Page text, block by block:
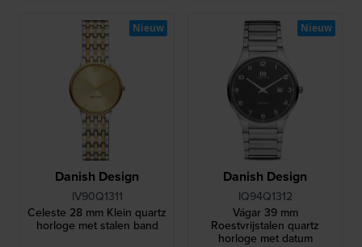
Danish Design
IV90Q1311
Celeste 28 mm Klein quartz
horloge met stalen band
Nieuw
Danish Design
IQ94Q1312
Vágar 39 mm
Roestvrijstalen quartz
horloge met datum
Nieuw